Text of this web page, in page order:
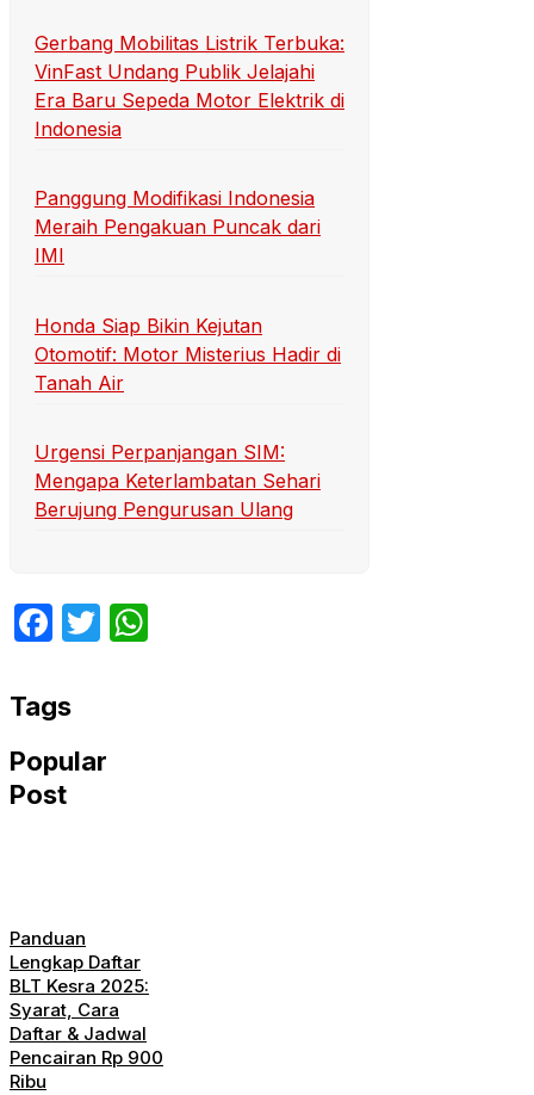
Gerbang Mobilitas Listrik Terbuka:
VinFast Undang Publik Jelajahi
Era Baru Sepeda Motor Elektrik di
Indonesia
Panggung Modifikasi Indonesia
Meraih Pengakuan Puncak dari
IMI
Honda Siap Bikin Kejutan
Otomotif: Motor Misterius Hadir di
Tanah Air
Urgensi Perpanjangan SIM:
Mengapa Keterlambatan Sehari
Berujung Pengurusan Ulang
Facebook
Twitter
Tags
Popular
Post
Panduan
Lengkap Daftar
BLT Kesra 2025:
Syarat, Cara
Daftar & Jadwal
Pencairan Rp 900
Ribu